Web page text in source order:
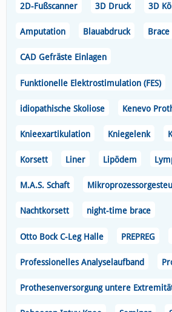
2D-Fußscanner 3D Druck 3D
Amputation Blauabdruck Brace
CAD Gefräste Einlagen
Funktionelle Elektrostimulation (FES)
idiopathische Skoliose Kenevo
Knieexartikulation Kniegelenk
Korsett Liner Lipödem
M.A.S. Schaft
Nachtkorsett night-time brace
Otto Bock C-Leg Halle PREPREG
Professionelles Analyselaufband
Prothesenversorgung untere